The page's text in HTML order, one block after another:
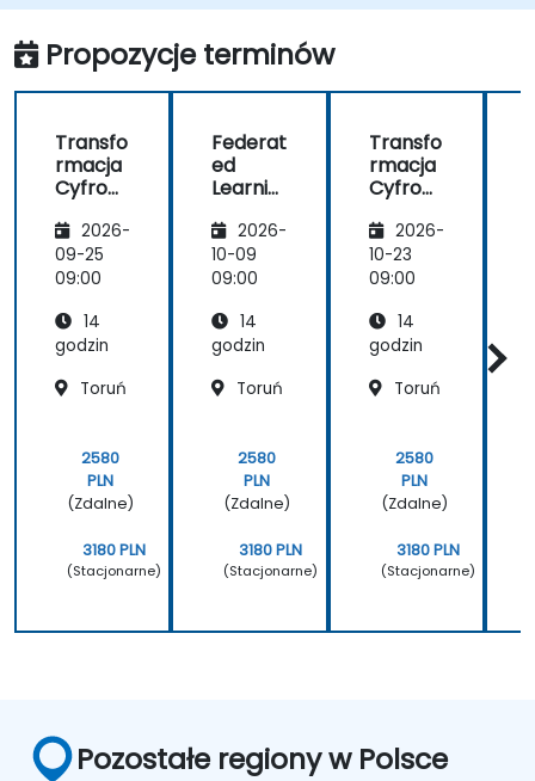
Wdrożyć rozwiązania edge computing do
predykcyjnego utrzymania ruchu i
podejmowania decyzji w czasie
rzeczywistym.
Propozycje terminów
Transfo
rmacja
Cyfrow
Wykorz
ystanie
m IoT i
Compu
ting
2026-
09-25
09:00
14
godzin
Toruń
2580
PLN
(Zdalne)
3180 PLN
(Stacjonarne)
Federat
ed
Learnin
Edge
Compu
ting
2026-
10-09
09:00
14
godzin
Toruń
2580
PLN
(Zdalne)
3180 PLN
(Stacjonarne)
Transfo
rmacja
Cyfrow
Wykorz
ystanie
m IoT i
Compu
ting
2026-
10-23
09:00
14
godzin
Toruń
2580
PLN
(Zdalne)
3180 PLN
(Stacjonarne)
Pozostałe regiony w Polsce